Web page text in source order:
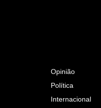
Opinião
Política
Internacional